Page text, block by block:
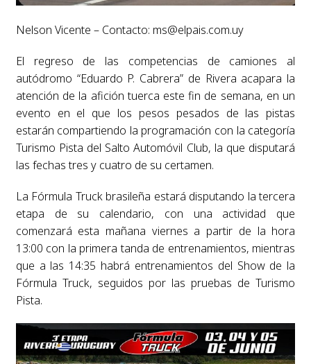
Nelson Vicente – Contacto: ms@elpais.com.uy
El regreso de las competencias de camiones al
autódromo “Eduardo P. Cabrera” de Rivera acapara la
atención de la afición tuerca este fin de semana, en un
evento en el que los pesos pesados de las pistas
estarán compartiendo la programación con la categoría
Turismo Pista del Salto Automóvil Club, la que disputará
las fechas tres y cuatro de su certamen.
La Fórmula Truck brasileña estará disputando la tercera
etapa de su calendario, con una actividad que
comenzará esta mañana viernes a partir de la hora
13:00 con la primera tanda de entrenamientos, mientras
que a las 14:35 habrá entrenamientos del Show de la
Fórmula Truck, seguidos por las pruebas de Turismo
Pista.